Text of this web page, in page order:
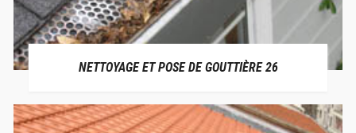
NETTOYAGE ET POSE DE GOUTTIÈRE 26